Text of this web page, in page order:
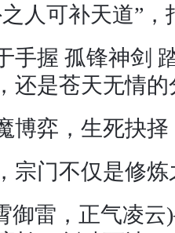
人可补天道”，
手握 孤锋神剑
还是苍天无情的
博弈，生死抉择
宗门不仅是修
御雷，正气凌